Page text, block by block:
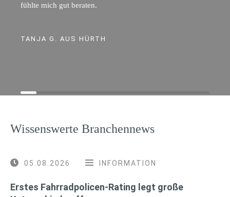
fühlte mich gut beraten.
TANJA G. AUS HÜRTH
Wissenswerte Branchennews
05.08.2026 INFORMATION
Erstes Fahrradpolicen-Rating legt große